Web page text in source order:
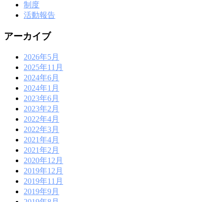
制度
活動報告
アーカイブ
2026年5月
2025年11月
2024年6月
2024年1月
2023年6月
2023年2月
2022年4月
2022年3月
2021年4月
2021年2月
2020年12月
2019年12月
2019年11月
2019年9月